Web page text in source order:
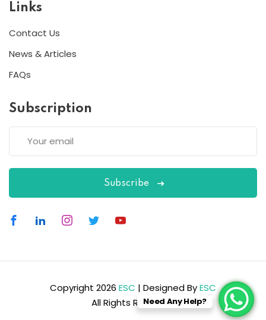
Links
Contact Us
News & Articles
FAQs
Subscription
Subscribe
Copyright 2026 ESC | Designed ByESC
All Rights ReservedNeed Any Help?